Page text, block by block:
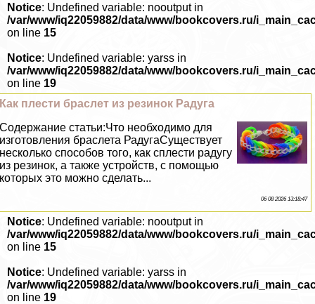
Notice: Undefined variable: nooutput in
/var/www/iq22059882/data/www/bookcovers.ru/
on line 15
Notice: Undefined variable: yarss in
/var/www/iq22059882/data/www/bookcovers.ru/
on line 19
Как плести браслет из резинок Радуга
Содержание статьи:Что необходимо для
изготовления браслета РадугаСуществует
несколько способов того, как сплести радугу
из резинок, а также устройств, с помощью
которых это можно сделать...
06 08 2026 13:18:47
Notice: Undefined variable: nooutput in
/var/www/iq22059882/data/www/bookcovers.ru/
on line 15
Notice: Undefined variable: yarss in
/var/www/iq22059882/data/www/bookcovers.ru/
on line 19